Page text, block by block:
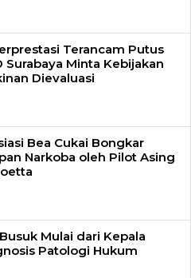
Terancam Putus
Surabaya Minta Kebijakan
Dievaluasi
Bea Cukai Bongkar
Narkoba oleh Pilot Asing
Mulai dari Kepala
Patologi Hukum